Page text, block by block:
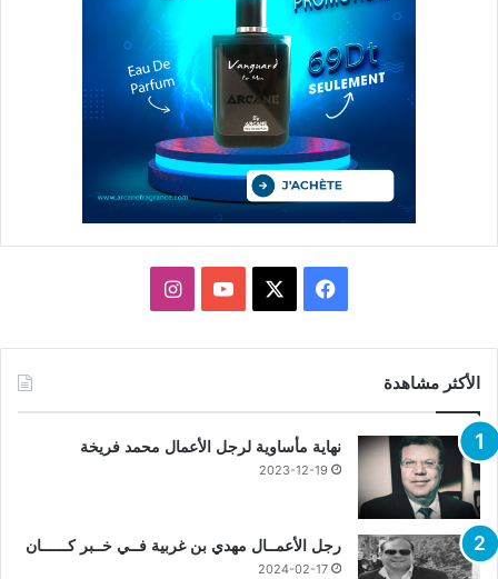
فيسبوك يوتيوبانستقرام
الأكثر مشاهدة
نهاية مأساوية لرجل الأعمال محمد فريخة
2023-12-19
رجل الأعمــال مهدي بن غربية فــي خــبر كــــــان
2024-02-17